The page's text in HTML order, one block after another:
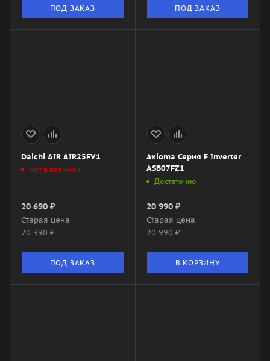
ПОД ЗАКАЗ ПОД ЗАКАЗ
Daichi AIR AIR25FV1
Нет в наличии
20 690 ₽
Старая цена
20 390₽
ПОД ЗАКАЗ
Axioma Серия F Inverter
ASB07FZ1
Достаточно
20 990₽
Старая цена
20 990₽
В КОРЗИНУ